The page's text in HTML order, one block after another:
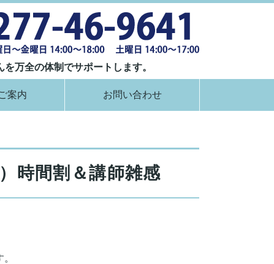
馬県桐生市
万全の体制でサポートします。
案内 お問い合わせ
時間割＆講師雑感